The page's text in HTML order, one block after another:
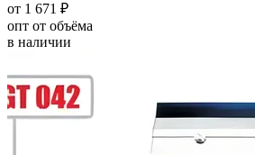
от 1 671 ₽
опт от объёма
в наличии